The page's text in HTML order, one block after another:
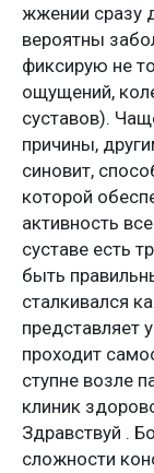
жжении сразу
вероятны
фиксирую не
ощущений,
суставов).
причины,
синовит,
которой
активность
суставе есть
быть
сталкивался
представляет
проходит
ступне возле
клиник
Здравствуй .
сложности